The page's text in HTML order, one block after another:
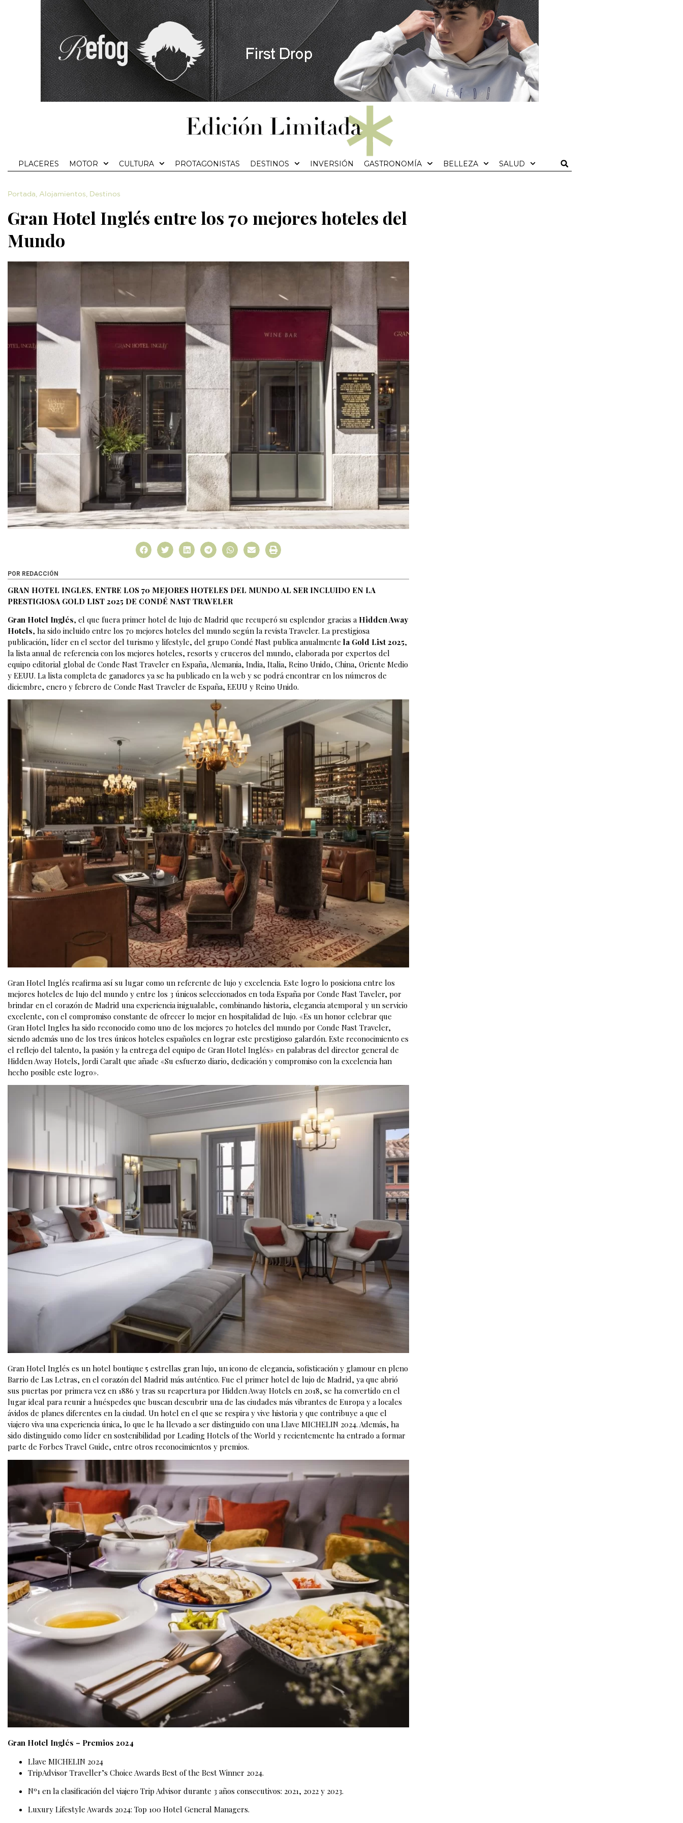
PLACERES MOTOR CULTURA PROTAGONISTAS DESTINOS INVERSIÓN GASTRONOMÍA BELLEZA SALUD
Portada Alojamientos Destinos
Gran Hotel Inglés entre los 70 mejores hoteles del
Mundo
POR REDACCIÓN
GRAN HOTEL INGLES, ENTRE LOS 70 MEJORES HOTELES DEL MUNDO AL SER INCLUIDO EN LA
PRESTIGIOSA GOLD LIST 2025 DE CONDÉ NAST TRAVELER
Gran Hotel Inglés, el que fuera primer hotel de lujo de Madrid que recuperó su esplendor gracias a Hidden Away
Hotels, ha sido incluido entre los 70 mejores hoteles del mundo según la revista Traveler. La prestigiosa
publicación, líder en el sector del turismo y lifestyle, del grupo Condé Nast publica anualmente la Gold List 2025,
la lista anual de referencia con los mejores hoteles, resorts y cruceros del mundo, elaborada por expertos del
equipo editorial global de Conde Nast Traveler en España, Alemania, India, Italia, Reino Unido, China, Oriente Medio
y EEUU. La lista completa de ganadores ya se ha publicado en la web y se podrá encontrar en los números de
diciembre, enero y febrero de Conde Nast Traveler de España, EEUU y Reino Unido.
Gran Hotel Inglés reafirma así su lugar como un referente de lujo y excelencia. Este logro lo posiciona entre los
mejores hoteles de lujo del mundo y entre los 3 únicos seleccionados en toda España por Conde Nast Taveler, por
brindar en el corazón de Madrid una experiencia inigualable, combinando historia, elegancia atemporal y un servicio
excelente, con el compromiso constante de ofrecer lo mejor en hospitalidad de lujo. «Es un honor celebrar que
Gran Hotel Ingles ha sido reconocido como uno de los mejores 70 hoteles del mundo por Conde Nast Traveler,
siendo además uno de los tres únicos hoteles españoles en lograr este prestigioso galardón. Este reconocimiento es
el reflejo del talento, la pasión y la entrega del equipo de Gran Hotel Inglés» en palabras del director general de
Hidden Away Hotels, Jordi Caralt que añade «Su esfuerzo diario, dedicación y compromiso con la excelencia han
hecho posible este logro».
Gran Hotel Inglés es un hotel boutique 5 estrellas gran lujo, un icono de elegancia, sofisticación y glamour en pleno
Barrio de Las Letras, en el corazón del Madrid más auténtico. Fue el primer hotel de lujo de Madrid, ya que abrió
sus puertas por primera vez en 1886 y tras su reapertura por Hidden Away Hotels en 2018, se ha convertido en el
lugar ideal para reunir a huéspedes que buscan descubrir una de las ciudades más vibrantes de Europa y a locales
ávidos de planes diferentes en la ciudad. Un hotel en el que se respira y vive historia y que contribuye a que el
viajero viva una experiencia única, lo que le ha llevado a ser distinguido con una Llave MICHELIN 2024. Además, ha
sido distinguido como líder en sostenibilidad por Leading Hotels of the World y recientemente ha entrado a formar
parte de Forbes Travel Guide, entre otros reconocimientos y premios.
Gran Hotel Inglés – Premios 2024
Llave MICHELIN 2024
TripAdvisor Traveller’s Choice Awards Best of the Best Winner 2024.
Nº1 en la clasificación del viajero Trip Advisor durante 3 años consecutivos: 2021, 2022 y 2023.
Luxury Lifestyle Awards 2024: Top 100 Hotel General Managers.